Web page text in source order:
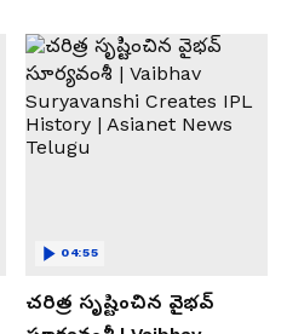
చరిత్ర సృష్టించిన వైభవ్
04:55